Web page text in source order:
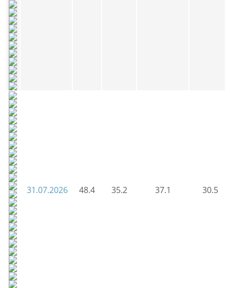
31.07.2026 48.4 35.2 37.1 30.5